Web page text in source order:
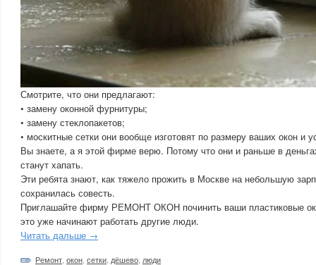
Смотрите, что они предлагают:
• замену оконной фурнитуры;
• замену стеклопакетов;
• москитные сетки они вообще изготовят по размеру ваших окон и
Вы знаете, а я этой фирме верю. Потому что они и раньше в
станут хапать.
Эти ребята знают, как тяжело прожить в Москве на небольшую
сохранилась совесть.
Приглашайте фирму РЕМОНТ ОКОН починить ваши пластиковые
это уже начинают работать другие люди.
Читать дальше →
Ремонт окон сетки дёшево люди